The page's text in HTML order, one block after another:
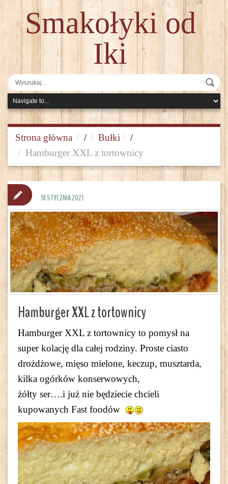
Smakołyki od
Iki
Strona główna / Bułki
/
Hamburger XXL z tortownicy
Hamburger XXL z tortownicy
Hamburger XXL z tortownicy to pomysł na
super kolację dla całej rodziny. Proste ciasto
drożdżowe, mięso mielone, keczup, musztarda,
kilka ogórków konserwowych,
żółty ser….i już nie będziecie chcieli
kupowanych Fast foodów
18 STYCZNIA 2021